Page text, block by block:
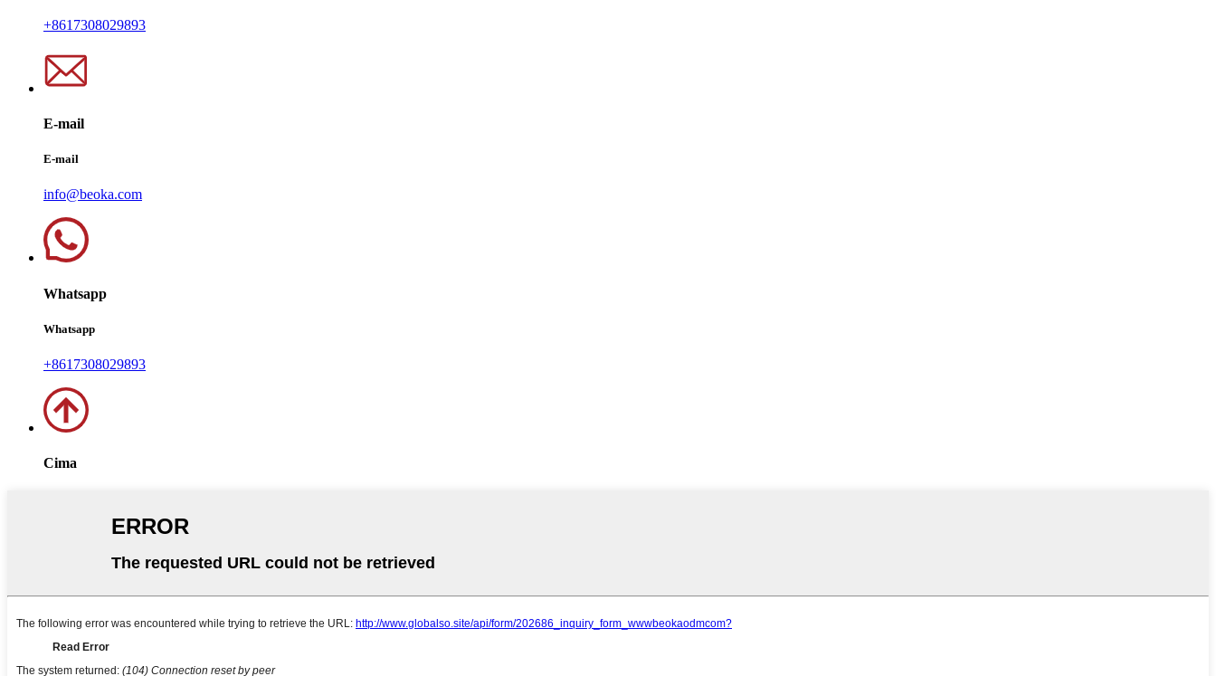
+8617308029893
E-mail
E-mail
info@beoka.com
Whatsapp
Whatsapp
+8617308029893
Cima